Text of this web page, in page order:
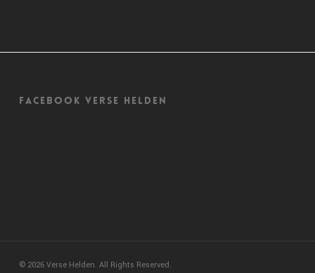
Facebook Verse Helden
© 2026 Verse Helden. All Rights Reserved.